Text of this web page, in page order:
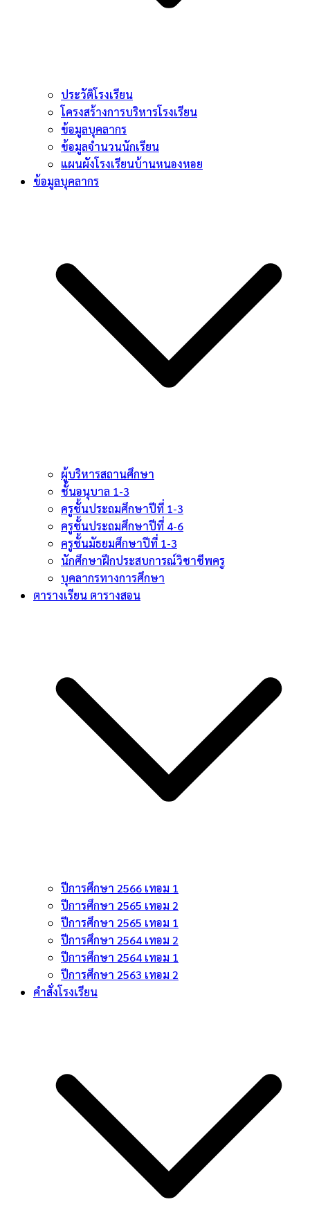
ประวัติโรงเรียน
โครงสร้างการบริหารโรงเรียน
ข้อมูลบุคลากร
ข้อมูลจำนวนนักเรียน
แผนผังโรงเรียนบ้านหนองหอย
ข้อมูลบุคลากร
ผู้บริหารสถานศึกษา
ชั้นอนุบาล 1-3
ครูชั้นประถมศึกษาปีที่ 1-3
ครูชั้นประถมศึกษาปีที่ 4-6
ครูชั้นมัธยมศึกษาปีที่ 1-3
นักศึกษาฝึกประสบการณ์วิชาชีพครู
บุคลากรทางการศึกษา
ตารางเรียน ตารางสอน
ปีการศึกษา 2566 เทอม 1
ปีการศึกษา 2565 เทอม 2
ปีการศึกษา 2565 เทอม 1
ปีการศึกษา 2564 เทอม 2
ปีการศึกษา 2564 เทอม 1
ปีการศึกษา 2563 เทอม 2
คำสั่งโรงเรียน